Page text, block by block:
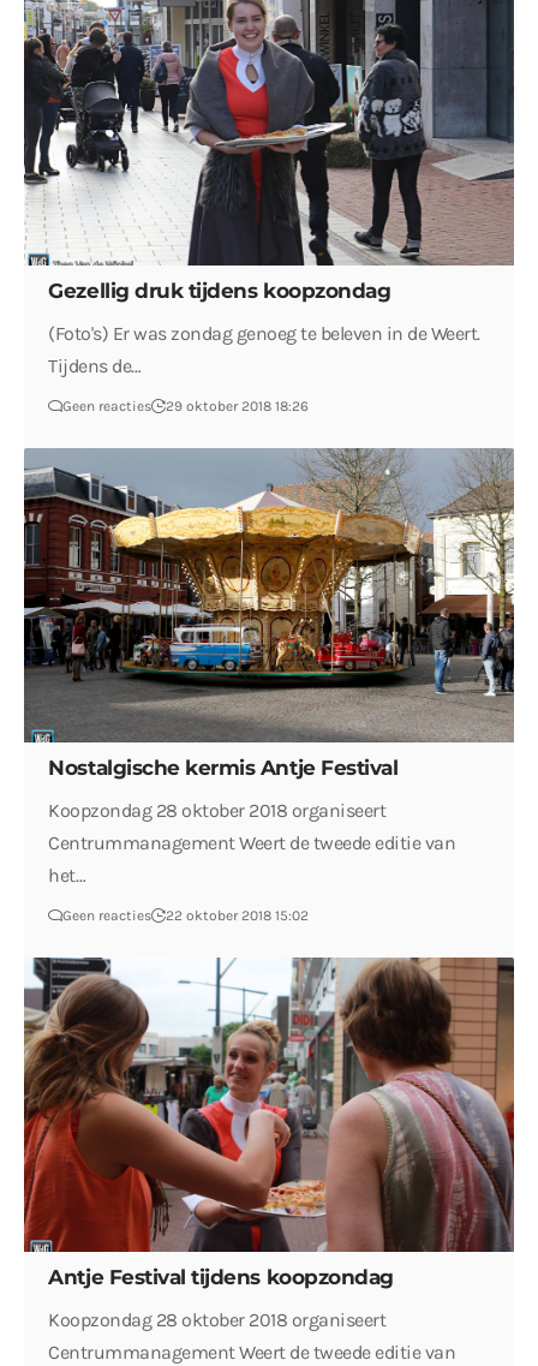
Gezellig druk tijdens koopzondag
(Foto's) Er was zondag genoeg te beleven in de Weert.
Tijdens de…
Geen reacties 29 oktober 2018 18:26
Nostalgische kermis Antje Festival
Koopzondag 28 oktober 2018 organiseert
Centrummanagement Weert de tweede editie van
het…
Geen reacties 22 oktober 2018 15:02
Antje Festival tijdens koopzondag
Koopzondag 28 oktober 2018 organiseert
Centrummanagement Weert de tweede editie van